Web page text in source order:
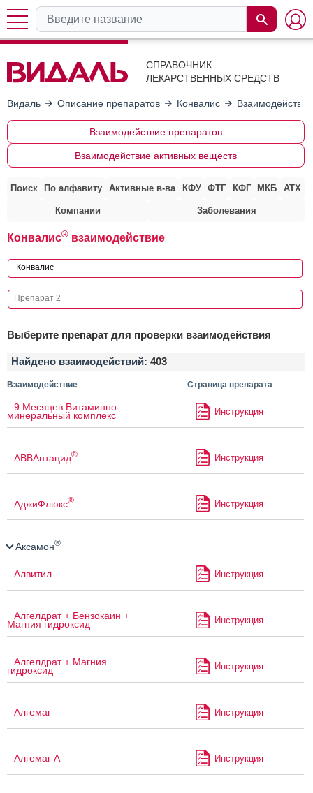
СПРАВОЧНИК
ЛЕКАРСТВЕННЫХ СРЕДСТВ
Видаль Описание препаратов Конвалис
Взаимодействие препаратов
Взаимодействие активных веществ
Поиск По алфавиту Активные в-ва КФУ ФТГ КФГ МКБ АТХ
Компании Заболевания
Конвалис® взаимодействие
Выберите препарат для проверки взаимодействия
Найдено взаимодействий: 403
Взаимодействие Страница препарата
9 Месяцев Витаминно-
минеральный комплекс Инструкция
АВВАнтацид® Инструкция
АджиФлюкс® Инструкция
Аксамон®
Алвитил Инструкция
Алгелдрат + Бензокаин +
Магния гидроксид Инструкция
Алгелдрат + Магния
гидроксид Инструкция
Алгемаг Инструкция
Алгемаг А Инструкция